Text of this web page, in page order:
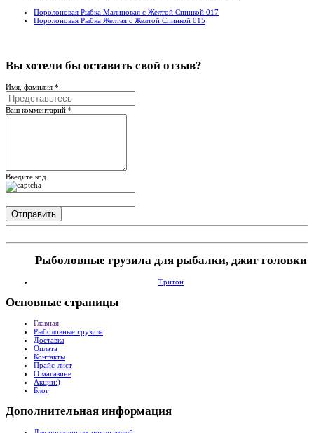
Поролоновая Рыбка Малиновая с Желтой Спинкой 017
Поролоновая Рыбка Желтая с Желтой Спинкой 015
Вы хотели бы оставить свой отзыв?
Имя, фамилия *
Ваш комментарий *
Введите код
Рыболовные грузила для рыбалки, джиг головки
Тритон
Основные страницы
Главная
Рыболовные грузила
Доставка
Оплата
Контакты
Прайс-лист
О магазине
Акции:)
Блог
Дополнительная информация